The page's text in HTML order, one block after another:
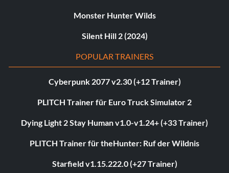
Monster Hunter Wilds
Silent Hill 2 (2024)
POPULAR TRAINERS
Cyberpunk 2077 v2.30 (+12 Trainer)
PLITCH Trainer für Euro Truck Simulator 2
Dying Light 2 Stay Human v1.0-v1.24+ (+33 Trainer)
PLITCH Trainer für theHunter: Ruf der Wildnis
Starfield v1.15.222.0 (+27 Trainer)